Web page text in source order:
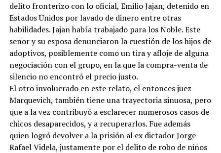
delito fronterizo con lo oficial, Emilio Jajan, detenido en
Estados Unidos por lavado de dinero entre otras
habilidades. Jajan había trabajado para los Noble. Este
señor y su esposa denunciaron la cuestión de los hijos de
adoptivos, posiblemente como un tira y afloje de alguna
negociación con el grupo, en la que la compra-venta de
silencio no encontró el precio justo.
El otro involucrado en este relato, el entonces juez
Marquevich, también tiene una trayectoria sinuosa, pero
que a la vez contribuyó a esclarecer numerosos casos de
chicos desaparecidos, y a recuperarlos. Fue además
quien logró devolver a la prisión al ex dictador Jorge
Rafael Videla, justamente por el delito de robo de niños